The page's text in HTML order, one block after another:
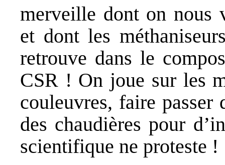
merveille dont on nous
et dont les
retrouve dans le
CSR ! On joue sur les
couleuvres, faire passer
des chaudières pour
scientifique ne proteste !